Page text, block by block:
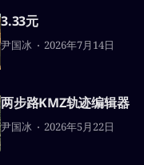
3.33元
尹国冰 2026年7月14日
两步路KMZ轨迹编辑器
尹国冰 2026年5月22日